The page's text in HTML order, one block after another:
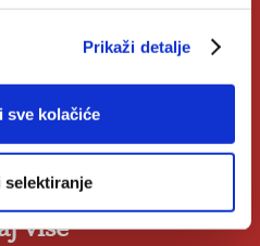
Prikaži detalje
sve kolačiće
selektiranje
privatnosti
ugovora
više